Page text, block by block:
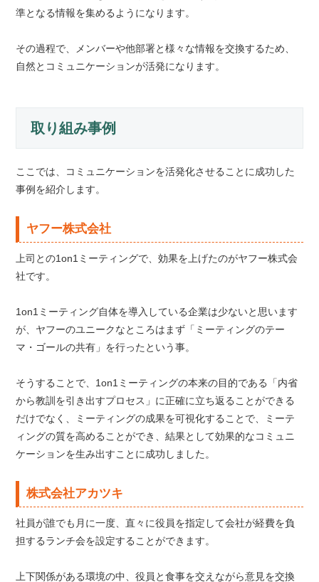
準となる情報を集めるようになります。
その過程で、メンバーや他部署と様々な情報を交換するため、
自然とコミュニケーションが活発になります。
取り組み事例
ここでは、コミュニケーションを活発化させることに成功した
事例を紹介します。
ヤフー株式会社
上司との1on1ミーティングで、効果を上げたのがヤフー株式会
社です。
1on1ミーティング自体を導入している企業は少ないと思います
が、ヤフーのユニークなところはまず「ミーティングのテー
マ・ゴールの共有」を行ったという事。
そうすることで、1on1ミーティングの本来の目的である「内省
から教訓を引き出すプロセス」に正確に立ち返ることができる
だけでなく、ミーティングの成果を可視化することで、ミーテ
ィングの質を高めることができ、結果として効果的なコミュニ
ケーションを生み出すことに成功しました。
株式会社アカツキ
社員が誰でも月に一度、直々に役員を指定して会社が経費を負
担するランチ会を設定することができます。
上下関係がある環境の中、役員と食事を交えながら意見を交換